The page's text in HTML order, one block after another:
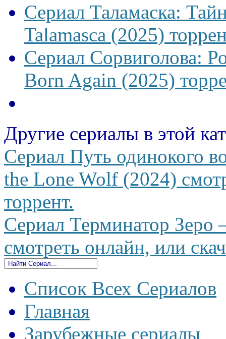
Сериал Таламаска:
Talamasca (2025)
Сериал Сорвиголова:
Born Again (2025)
Другие сериалы в этой
Сериал Путь одинокого
the Lone Wolf (2024)
торрент.
Сериал Терминатор
смотреть онлайн, или
Список Всех Сериалов
Главная
Зарубежные сериалы